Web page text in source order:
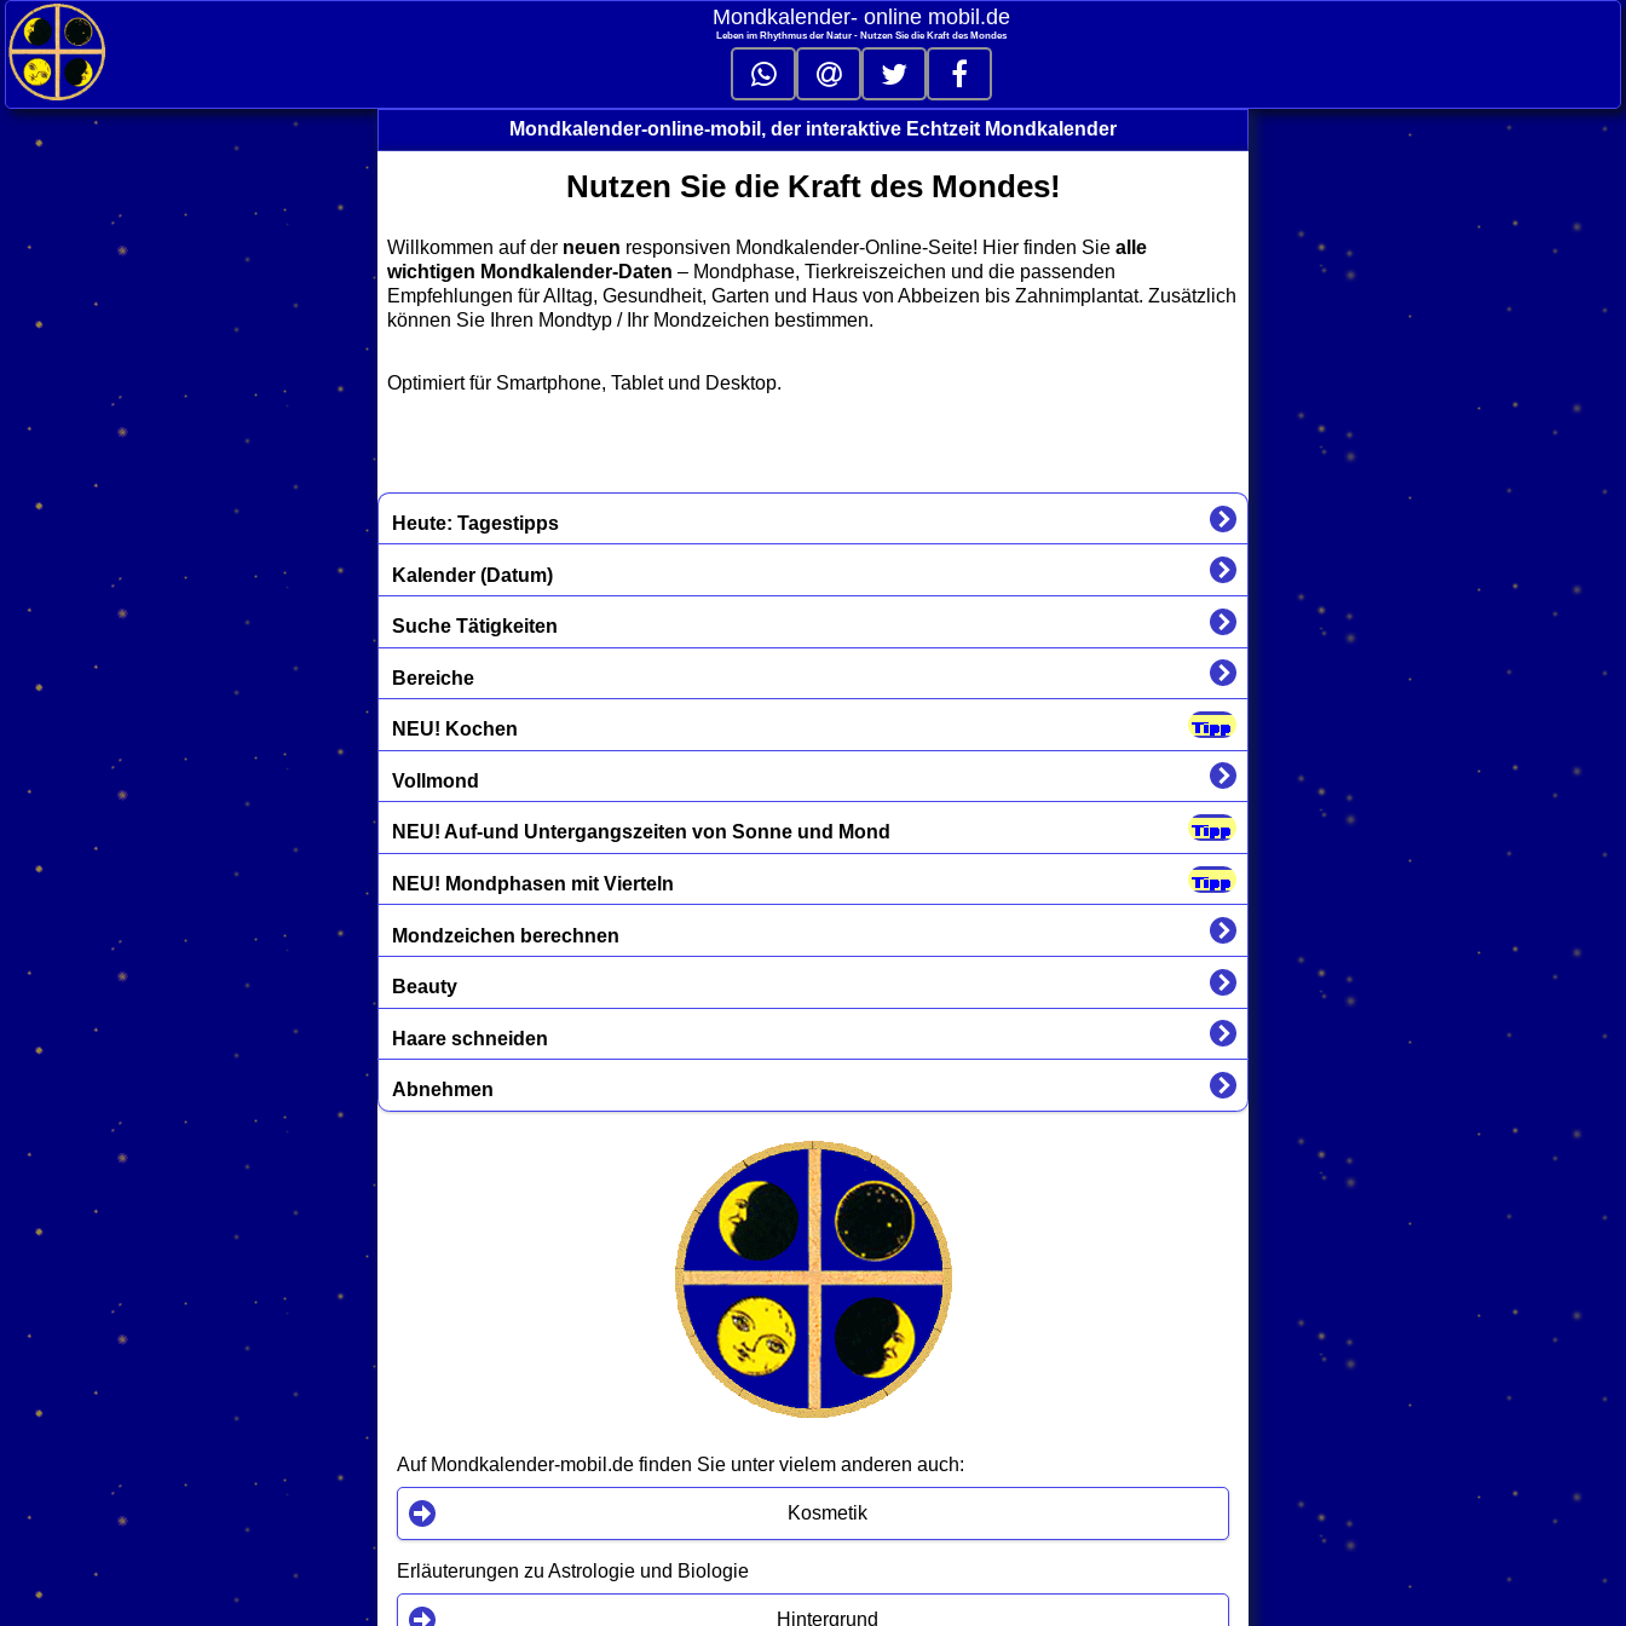
Mondkalender‑ online mobil.de
Leben im Rhythmus der Natur - Nutzen Sie die Kraft des Mondes
Mondkalender-online-mobil, der interaktive Echtzeit Mondkalender
Nutzen Sie die Kraft des Mondes!
Willkommen auf der neuen responsiven Mondkalender‑Online‑Seite! Hier finden Sie alle
wichtigen Mondkalender‑Daten – Mondphase, Tierkreiszeichen und die passenden
Empfehlungen für Alltag, Gesundheit, Garten und Haus von Abbeizen bis Zahnimplantat. Zusätzlich
können Sie Ihren Mondtyp / Ihr Mondzeichen bestimmen.
Optimiert für Smartphone, Tablet und Desktop.
Heute: Tagestipps
Kalender (Datum)
Suche Tätigkeiten
Bereiche
NEU! Kochen
Vollmond
NEU! Auf-und Untergangszeiten von Sonne und Mond
NEU! Mondphasen mit Vierteln
Mondzeichen berechnen
Beauty
Haare schneiden
Abnehmen
Auf Mondkalender-mobil.de finden Sie unter vielem anderen auch:
Kosmetik
Erläuterungen zu Astrologie und Biologie
Hintergrund